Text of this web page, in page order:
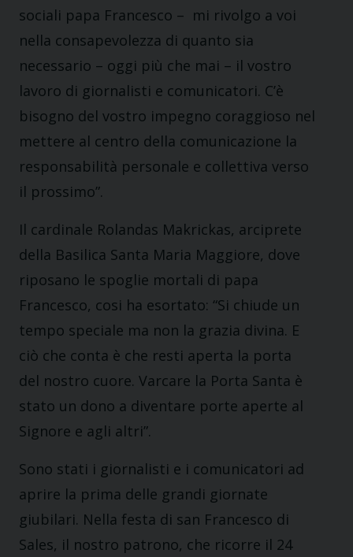
sociali papa Francesco – mi rivolgo a voi
nella consapevolezza di quanto sia
necessario – oggi più che mai – il vostro
lavoro di giornalisti e comunicatori. C’è
bisogno del vostro impegno coraggioso nel
mettere al centro della comunicazione la
responsabilità personale e collettiva verso
il prossimo”.
Il cardinale Rolandas Makrickas, arciprete
della Basilica Santa Maria Maggiore, dove
riposano le spoglie mortali di papa
Francesco, cosi ha esortato: “Si chiude un
tempo speciale ma non la grazia divina. E
ciò che conta è che resti aperta la porta
del nostro cuore. Varcare la Porta Santa è
stato un dono a diventare porte aperte al
Signore e agli altri”.
Sono stati i giornalisti e i comunicatori ad
aprire la prima delle grandi giornate
giubilari. Nella festa di san Francesco di
Sales, il nostro patrono, che ricorre il 24